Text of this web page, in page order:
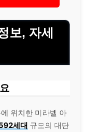
보, 자세
위치한 미라벨 아
세대 규모의 대단